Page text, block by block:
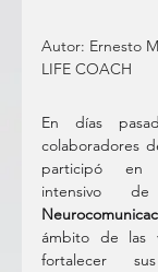
Autor: Ernesto
LIFE COACH
En días
colaboradores
participó en
ámbito de las
fortalecer